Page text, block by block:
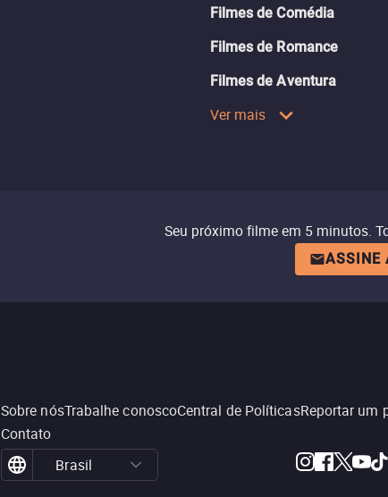
Filmes de Comédia
Filmes de Romance
Filmes de Aventura
Ver mais
Seu próximo filme em 5 minutos.
ASSINE
Sobre nósTrabalhe conoscoCentral de PolíticasReportar um
Contato
Brasil